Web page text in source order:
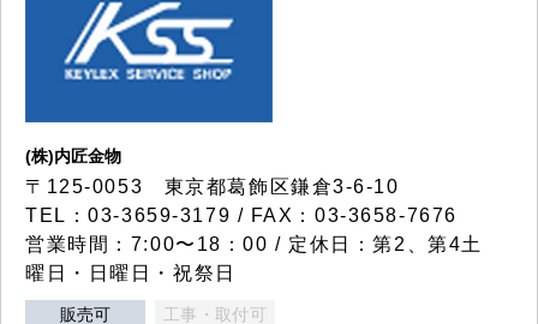
(株)内匠金物
〒125-0053 東京都葛飾区鎌倉3-6-10
TEL：03-3659-3179 / FAX：03-3658-7676
営業時間：7:00〜18：00 / 定休日：第2、第4土
曜日・日曜日・祝祭日
販売可 工事・取付可